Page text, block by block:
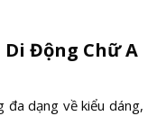
Di Động Chữ A
đa dạng về kiểu dáng,